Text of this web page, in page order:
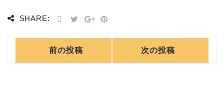
SHARE:
前の投稿 次の投稿